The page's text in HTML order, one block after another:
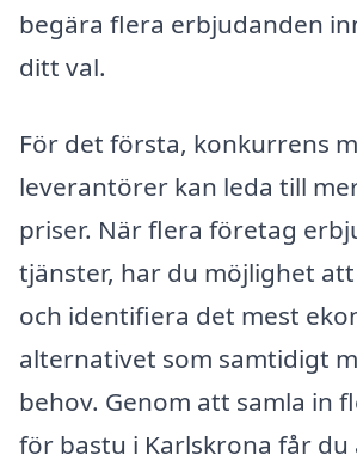
begära flera erbjudanden
ditt val.
För det första, konkurrens
leverantörer kan leda till
priser. När flera företag
tjänster, har du möjlighet
och identifiera det mest
alternativet som samtidigt
behov. Genom att samla in
för bastu i Karlskrona får du